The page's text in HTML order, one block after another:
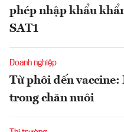
phép nhập khẩu
SAT1
Doanh nghiệp
Từ phôi đến vaccine:
trong chăn nuôi